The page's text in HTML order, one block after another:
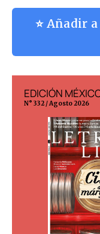
⭐ Añadir
EDICIÓN
N° 332 / Agosto 2026